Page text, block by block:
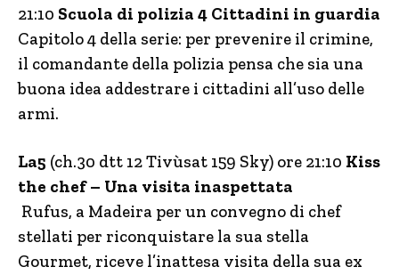
21:10 Scuola di polizia 4 Cittadini in guardia
Capitolo 4 della serie: per prevenire il crimine,
il comandante della polizia pensa che sia una
buona idea addestrare i cittadini all’uso delle
armi.
La5 (ch.30 dtt 12 Tivùsat 159 Sky) ore 21:10 Kiss
the chef – Una visita inaspettata
Rufus, a Madeira per un convegno di chef
stellati per riconquistare la sua stella
Gourmet, riceve l’inattesa visita della sua ex